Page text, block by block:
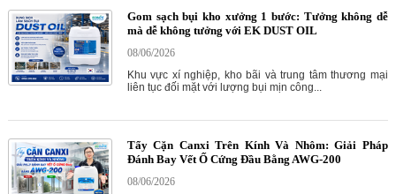
Gom sạch bụi kho xưởng 1 bước: Tưởng không dễ
mà dễ không tưởng với EK DUST OIL
08/06/2026
Khu vực xí nghiệp, kho bãi và trung tâm thương mại
liên tục đối mặt với lượng bụi mịn công...
Tẩy Cặn Canxi Trên Kính Và Nhôm: Giải Pháp
Đánh Bay Vết Ố Cứng Đầu Bằng AWG-200
08/06/2026